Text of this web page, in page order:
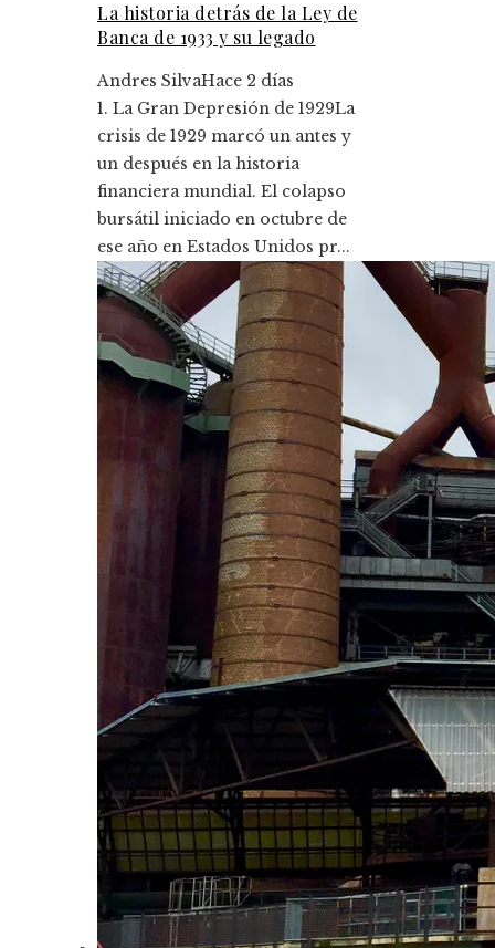
La historia detrás de la Ley de
Banca de 1933 y su legado
Andres SilvaHace 2 días
1. La Gran Depresión de 1929La
crisis de 1929 marcó un antes y
un después en la historia
financiera mundial. El colapso
bursátil iniciado en octubre de
ese año en Estados Unidos pr...